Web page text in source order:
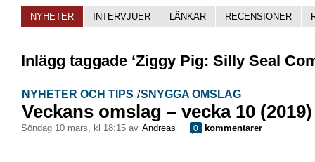
NYHETER INTERVJUER LÄNKAR RECENSIONER
Inlägg taggade ‘Ziggy Pig: Silly Seal
NYHETER OCH TIPS /SNYGGA OMSLAG
Veckans omslag – vecka 10 (2019)
söndag 10 mars, kl 18:15 av Andreas 0 kommentarer